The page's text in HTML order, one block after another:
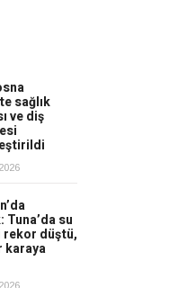
sağlık
ve diş
Tuna’da su
rekor düştü,
karaya